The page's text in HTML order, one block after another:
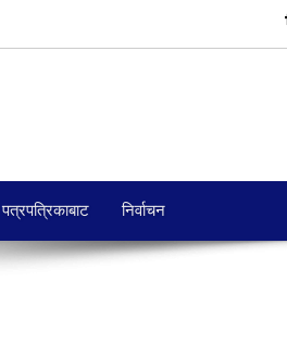
पत्रपत्रिकाबाट निर्वाचन